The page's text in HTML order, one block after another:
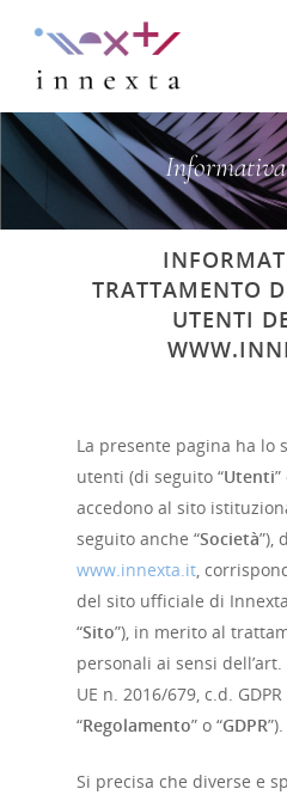
Hit enter to search or ESC
TRATTAMENTO
UTENTI
La presente pagina ha lo
utenti (di seguito “Utenti”
accedono al sito
seguito anche “Società”),
www.innexta.it,
del sito ufficiale di
“Sito”), in merito al
personali ai sensi
UE n. 2016/679, c.d.
“Regolamento” o “GDPR”).
Si precisa che diverse e